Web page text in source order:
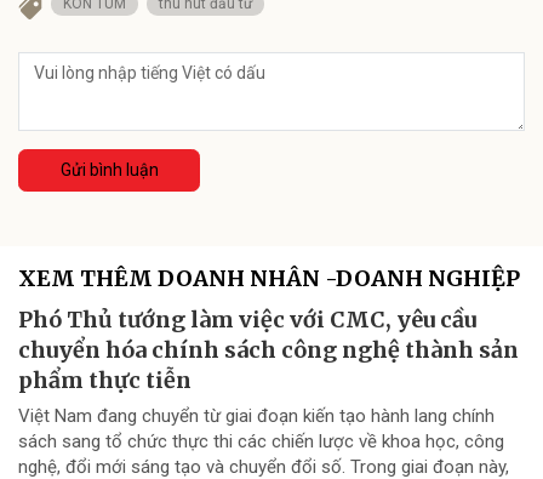
Gửi bình luận
XEM THÊM DOANH NHÂN -DOANH NGHIỆP
Phó Thủ tướng làm việc với CMC, yêu cầu
chuyển hóa chính sách công nghệ thành sản
phẩm thực tiễn
Việt Nam đang chuyển từ giai đoạn kiến tạo hành lang chính
sách sang tổ chức thực thi các chiến lược về khoa học, công
nghệ, đổi mới sáng tạo và chuyển đổi số. Trong giai đoạn này,